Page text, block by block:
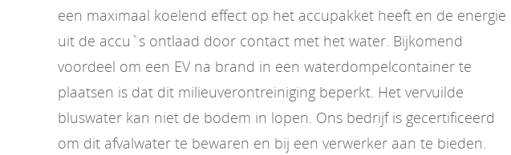
een maximaal koelend effect op het accupakket heeft en de energie
uit de accu`s ontlaad door contact met het water. Bijkomend
voordeel om een EV na brand in een waterdompelcontainer te
plaatsen is dat dit milieuverontreiniging beperkt. Het vervuilde
bluswater kan niet de bodem in lopen. Ons bedrijf is gecertificeerd
om dit afvalwater te bewaren en bij een verwerker aan te bieden.